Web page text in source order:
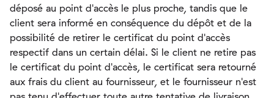
déposé au point d'accès le plus proche, tandis que le
client sera informé en conséquence du dépôt et de la
possibilité de retirer le certificat du point d'accès
respectif dans un certain délai. Si le client ne retire pas
le certificat du point d'accès, le certificat sera retourné
aux frais du client au fournisseur, et le fournisseur n'est